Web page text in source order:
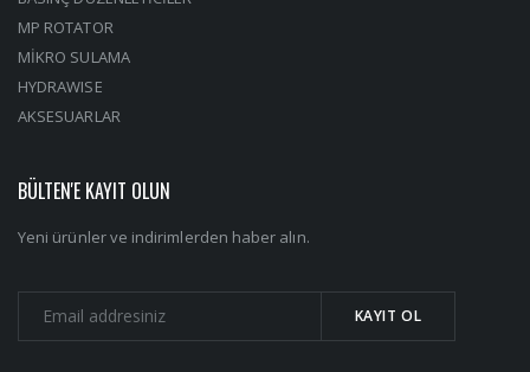
MP ROTATOR
MİKRO SULAMA
HYDRAWISE
AKSESUARLAR
BÜLTEN'E KAYIT OLUN
Yeni ürünler ve indirimlerden haber alın.